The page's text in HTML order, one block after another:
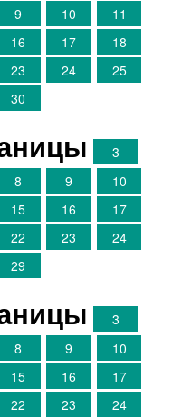
9 10
11
16 17
18
23 24
25
30
3
8 9
10
15 16
17
22 23
24
29
3
8 9
10
15 16
17
22 23 24